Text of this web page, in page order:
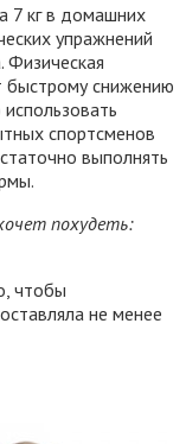
7 кг в домашних
упражнений
Физическая
быстрому снижению
спортсменов
выполнять
похудеть:
чтобы
не менее